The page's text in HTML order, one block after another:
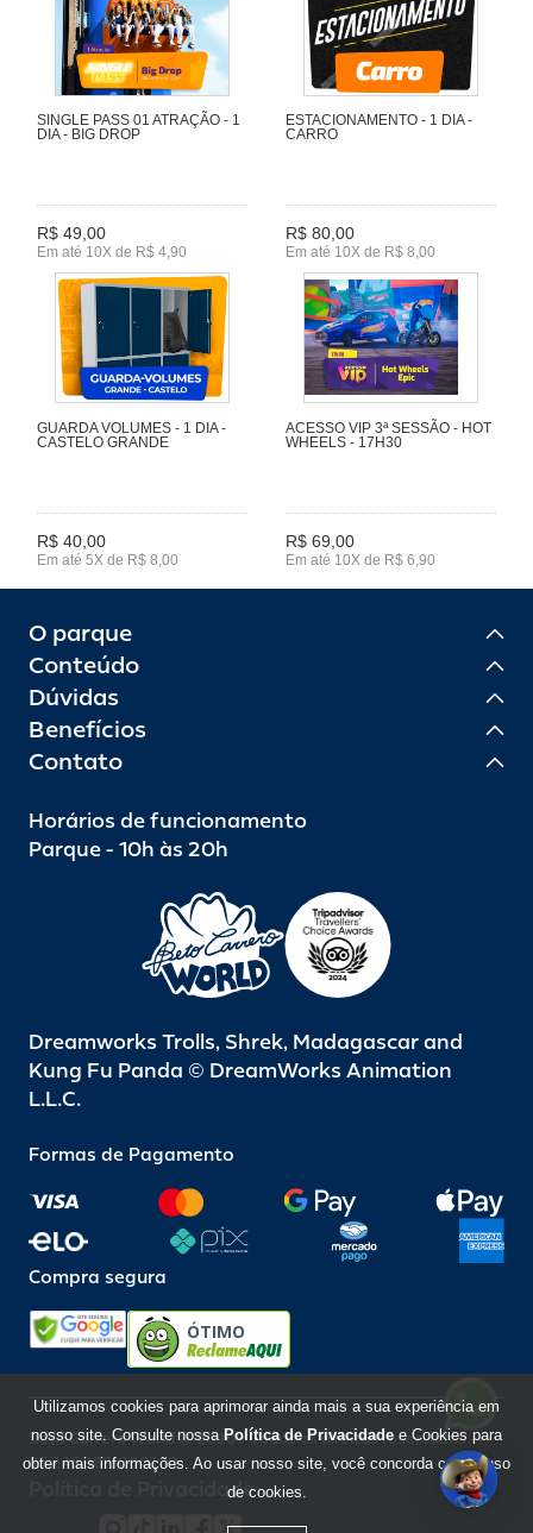
SINGLE PASS 01 ATRAÇÃO - 1
DIA - BIG DROP
R$ 49,00
Em até 10X de R$ 4,90
ESTACIONAMENTO - 1 DIA -
CARRO
R$ 80,00
Em até 10X de R$ 8,00
GUARDA VOLUMES - 1 DIA -
CASTELO GRANDE
R$ 40,00
Em até 5X de R$ 8,00
ACESSO VIP 3ª SESSÃO - HOT
WHEELS - 17H30
R$ 69,00
Em até 10X de R$ 6,90
O parque
Conteúdo
Dúvidas
Benefícios
Contato
Horários de funcionamento
Parque - 10h às 20h
Dreamworks Trolls, Shrek, Madagascar and
Kung Fu Panda © DreamWorks Animation
L.L.C.
Formas de Pagamento
Compra segura
ÓTIMO
Beto Carrero World @ 2026 / Todos os direitos reservados
85.248.987/0001-10
Política de Privacidade
Utilizamos cookies para aprimorar ainda mais a sua experiência em
nosso site. Consulte nossa Política de Privacidade e Cookies para
obter mais informações. Ao usar nosso site, você concorda com o uso
de cookies.